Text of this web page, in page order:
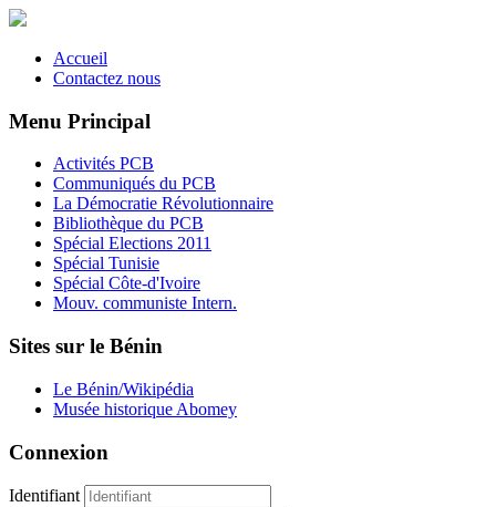
Accueil
Contactez nous
Menu Principal
Activités PCB
Communiqués du PCB
La Démocratie Révolutionnaire
Bibliothèque du PCB
Spécial Elections 2011
Spécial Tunisie
Spécial Côte-d'Ivoire
Mouv. communiste Intern.
Sites sur le Bénin
Le Bénin/Wikipédia
Musée historique Abomey
Connexion
Identifiant